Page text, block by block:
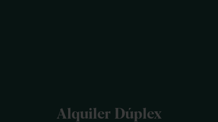
Alquiler Dúplex